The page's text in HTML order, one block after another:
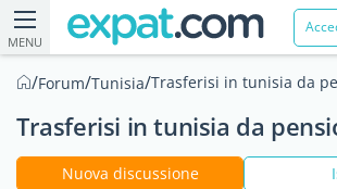
MENU
/Forum/Tunisia/Trasferisi in tunisia da
Trasferisi in tunisia da
Nuova discussione